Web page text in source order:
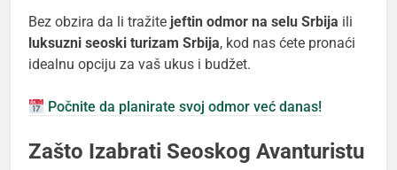
Bez obzira da li tražite jeftin odmor na selu Srbija ili
luksuzni seoski turizam Srbija, kod nas ćete pronaći
idealnu opciju za vaš ukus i budžet.
Počnite da planirate svoj odmor već danas!
Zašto Izabrati Seoskog Avanturistu